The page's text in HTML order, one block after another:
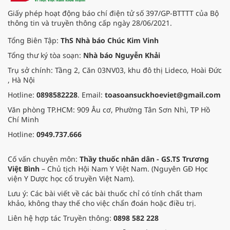
Giấy phép hoạt động báo chí điện tử số 397/GP-BTTTT của Bộ
thông tin và truyền thông cấp ngày 28/06/2021.
Tổng Biên Tập: ThS Nhà báo Chúc Kim Vinh
Tổng thư ký tòa soạn: Nhà báo Nguyễn Khải
Trụ sở chính: Tầng 2, Căn 03NV03, khu đô thị Lideco, Hoài Đức
, Hà Nội
Hotline: 0898582228. Email: toasoansuckhoeviet@gmail.com
Văn phòng TP.HCM: 909 Âu cơ, Phường Tân Sơn Nhì, TP Hồ
Chí Minh
Hotline: 0949.737.666
Cố vấn chuyên môn: Thầy thuốc nhân dân - GS.TS Trương
Việt Bình – Chủ tịch Hội Nam Y Việt Nam. (Nguyên GĐ Học
viện Y Dược học cổ truyền Việt Nam).
Lưu ý: Các bài viết về các bài thuốc chỉ có tính chất tham
khảo, không thay thế cho việc chẩn đoán hoặc điều trị.
Liên hệ hợp tác Truyền thông: 0898 582 228